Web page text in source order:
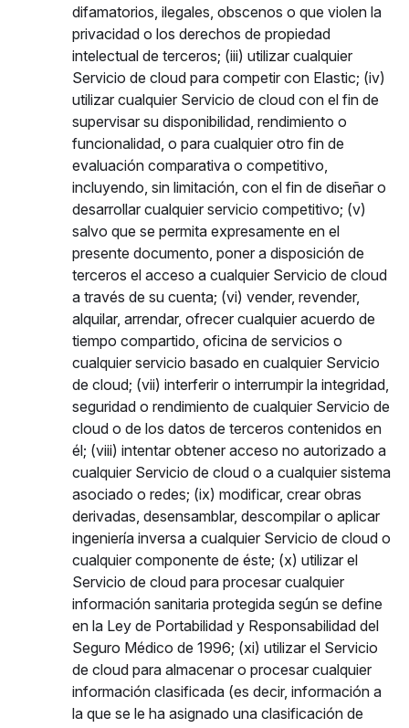
difamatorios, ilegales, obscenos o que violen la
privacidad o los derechos de propiedad
intelectual de terceros; (iii) utilizar cualquier
Servicio de cloud para competir con Elastic; (iv)
utilizar cualquier Servicio de cloud con el fin de
supervisar su disponibilidad, rendimiento o
funcionalidad, o para cualquier otro fin de
evaluación comparativa o competitivo,
incluyendo, sin limitación, con el fin de diseñar o
desarrollar cualquier servicio competitivo; (v)
salvo que se permita expresamente en el
presente documento, poner a disposición de
terceros el acceso a cualquier Servicio de cloud
a través de su cuenta; (vi) vender, revender,
alquilar, arrendar, ofrecer cualquier acuerdo de
tiempo compartido, oficina de servicios o
cualquier servicio basado en cualquier Servicio
de cloud; (vii) interferir o interrumpir la integridad,
seguridad o rendimiento de cualquier Servicio de
cloud o de los datos de terceros contenidos en
él; (viii) intentar obtener acceso no autorizado a
cualquier Servicio de cloud o a cualquier sistema
asociado o redes; (ix) modificar, crear obras
derivadas, desensamblar, descompilar o aplicar
ingeniería inversa a cualquier Servicio de cloud o
cualquier componente de éste; (x) utilizar el
Servicio de cloud para procesar cualquier
información sanitaria protegida según se define
en la Ley de Portabilidad y Responsabilidad del
Seguro Médico de 1996; (xi) utilizar el Servicio
de cloud para almacenar o procesar cualquier
información clasificada (es decir, información a
la que se le ha asignado una clasificación de